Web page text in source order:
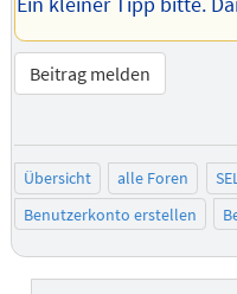
Beitrag melden
Übersicht alle Foren
Benutzerkonto erstellen